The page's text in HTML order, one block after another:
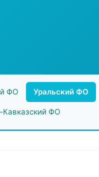
ФО Уральский ФО
Кавказский ФО